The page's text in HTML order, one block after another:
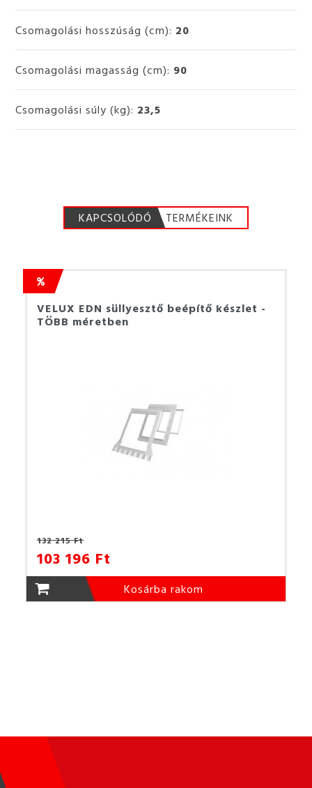
Csomagolási hosszúság (cm): 20
Csomagolási magasság (cm): 90
Csomagolási súly (kg): 23,5
KAPCSOLÓDÓ TERMÉKEINK
VELUX EDN süllyesztő beépítő készlet -
TÖBB méretben
132 215 Ft
103 196 Ft
Kosárba rakom